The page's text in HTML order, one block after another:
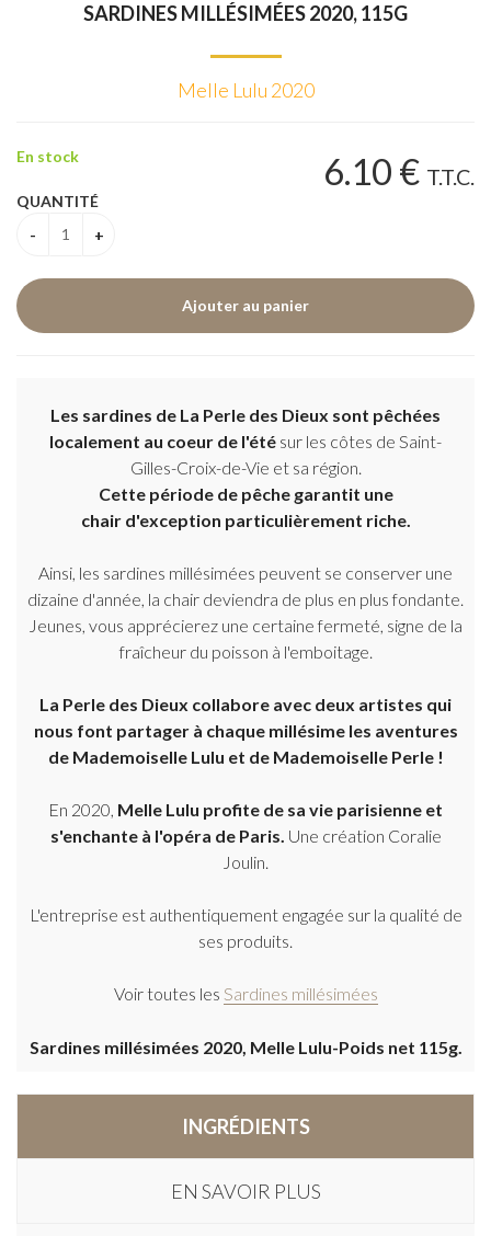
SARDINES MILLÉSIMÉES 2020, 115G
Melle Lulu 2020
6.10 € T.T.C.
En stock
QUANTITÉ
Les sardines de La Perle des Dieux sont pêchées
localement au coeur de l'été sur les côtes de Saint-
Gilles-Croix-de-Vie et sa région.
Cette période de pêche garantit une
chair d'exception particulièrement riche.
Ainsi, les sardines millésimées peuvent se conserver une
dizaine d'année, la chair deviendra de plus en plus fondante.
Jeunes, vous apprécierez une certaine fermeté, signe de la
fraîcheur du poisson à l'emboitage.
La Perle des Dieux collabore avec deux artistes qui
nous font partager à chaque millésime les aventures
de Mademoiselle Lulu et de Mademoiselle Perle !
En 2020, Melle Lulu profite de sa vie parisienne et
s'enchante à l'opéra de Paris. Une création Coralie
Joulin.
L'entreprise est authentiquement engagée sur la qualité de
ses produits.
Voir toutes les Sardines millésimées
Sardines millésimées 2020, Melle Lulu-Poids net 115g.
INGRÉDIENTS
EN SAVOIR PLUS